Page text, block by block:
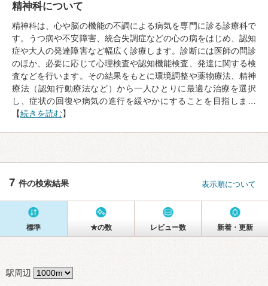
精神科について
精神科は、心や脳の機能の不調による病気を専門に診る診療科で
す。うつ病や不安障害、統合失調症などの心の病をはじめ、認知
症や大人の発達障害など幅広く診療します。診断には医師の問診
のほか、必要に応じて心理検査や認知機能検査、発達に関する検
査などを行います。その結果をもとに環境調整や薬物療法、精神
療法（認知行動療法など）から一人ひとりに最適な治療を選択
し、症状の回復や病気の進行を緩やかにすることを目指しま…
【続きを読む】
7 件の検索結果 表示順について
標準 ★の数 レビュー数 新着・更新
駅周辺